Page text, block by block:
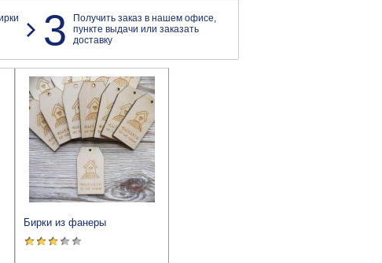
3
Получить заказ в нашем офисе,
пункте выдачи или заказать
доставку
Бирки из фанеры